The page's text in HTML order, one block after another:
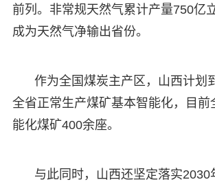
前列。非常规天然气累计产量750亿
成为天然气净输出省份。
作为全国煤炭主产区，山西计划
全省正常生产煤矿基本智能化，目前
能化煤矿400余座。
与此同时，山西还坚定落实2030